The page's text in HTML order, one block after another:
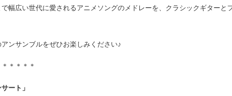
幅広い世代に愛されるアニメソングのメドレーを、クラシックギターと
ンサンブルをぜひお楽しみください♪
＊＊＊＊
ート」